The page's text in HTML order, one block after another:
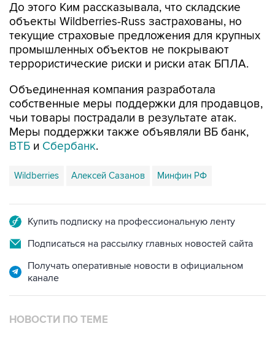
До этого Ким рассказывала, что складские
объекты Wildberries-Russ застрахованы, но
текущие страховые предложения для крупных
промышленных объектов не покрывают
террористические риски и риски атак БПЛА.
Объединенная компания разработала
собственные меры поддержки для продавцов,
чьи товары пострадали в результате атак.
Меры поддержки также объявляли ВБ банк,
ВТБ и Сбербанк.
Wildberries Алексей Сазанов Минфин РФ
Купить подписку на профессиональную ленту
Подписаться на рассылку главных новостей сайта
Получать оперативные новости в официальном
канале
НОВОСТИ ПО ТЕМЕ